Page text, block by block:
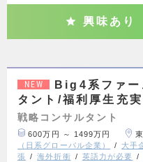
興味あり
NEW
Big4系ファー
タント/福利厚生充実
戦略コンサルタント
600万円 ～ 1499万円
（日系グローバル企業）
大手
張
海外折衝 英語力が必要